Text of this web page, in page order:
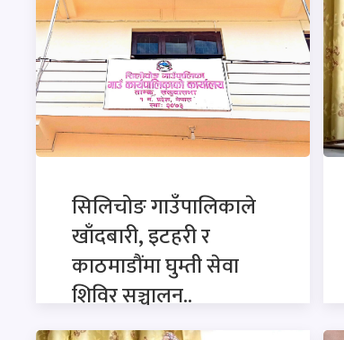
सिलिचोङ गाउँपालिकाले
खाँदबारी, इटहरी र
काठमाडौंमा घुम्ती सेवा
शिविर सञ्चालन..